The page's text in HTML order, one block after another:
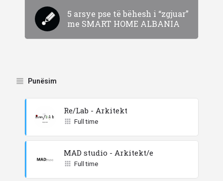
5 arsye pse të bëhesh i “zgjuar”
me SMART HOME ALBANIA
Punësim
Re/Lab - Arkitekt
Full time
MAD studio - Arkitekt/e
Full time